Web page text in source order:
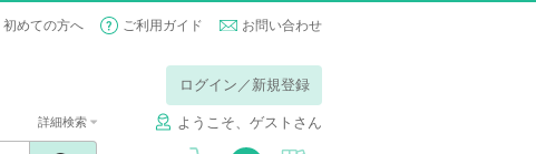
初めての方へ ご利用ガイド お問い合わせ
ログイン／新規登録
ようこそ、ゲストさん
詳細検索